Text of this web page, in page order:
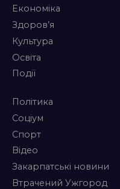
Економіка
Здоров’я
Культура
Освіта
Події
Політика
Соціум
Спорт
Відео
Закарпатські новини
Втрачений Ужгород